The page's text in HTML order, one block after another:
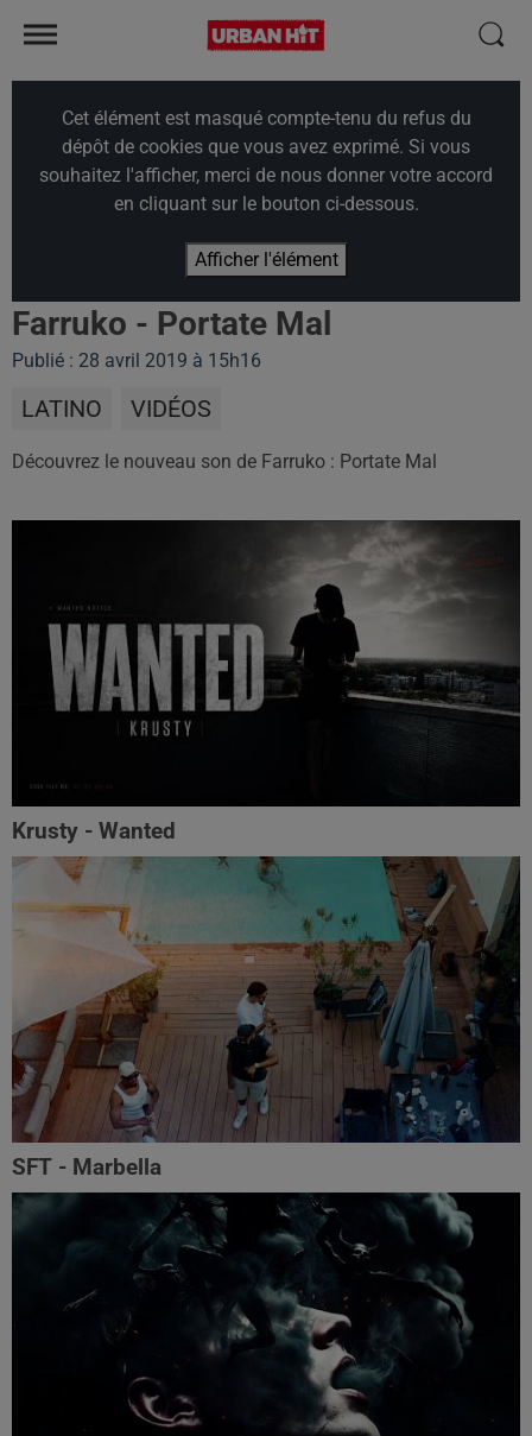
Cet élément est masqué compte-tenu du refus du
dépôt de cookies que vous avez exprimé. Si vous
souhaitez l'afficher, merci de nous donner votre accord
en cliquant sur le bouton ci-dessous.
Afficher l'élément
Farruko - Portate Mal
Publié : 28 avril 2019 à 15h16
LATINO VIDÉOS
Découvrez le nouveau son de Farruko : Portate Mal
Krusty - Wanted
SFT - Marbella